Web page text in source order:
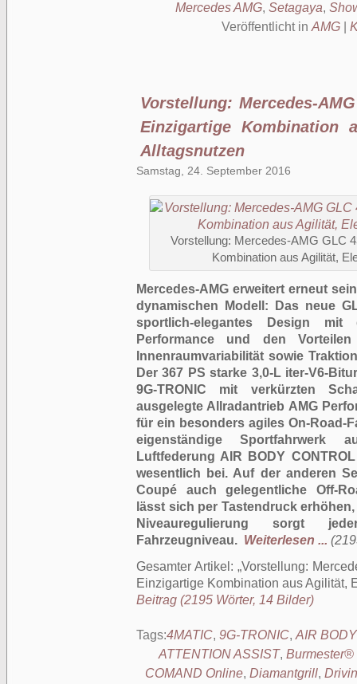
Mercedes AMG, Setagaya,
Veröffentlicht in AMG|
Vorstellung: Mercedes-
Einzigartige Kombination
Alltagsnutzen
Samstag, 24. September 2016
Vorstellung: Mercedes-AMG GLC
Kombination aus Agilität,
Mercedes-AMG erweitert erneut
dynamischen Modell: Das neue
sportlich-elegantes Design mit
Performance und den
Innenraumvariabilität sowie
Der 367 PS starke 3,0-L iter-V6-
9G-TRONIC mit verkürzten
ausgelegte Allradantrieb AMG
für ein besonders agiles On-Road-
eigenständige Sportfahrwerk
Luftfederung AIR BODY
wesentlich bei. Auf der anderen
Coupé auch gelegentliche Off-
lässt sich per Tastendruck
Niveauregulierung sorgt
Fahrzeugniveau. Weiterlesen ...
Gesamter Artikel: Vorstellung:
Einzigartige Kombination aus Agilität,
Beitrag (2195 Wörter, 14 Bilder)
Tags:4MATIC, 9G-TRONIC, AIR
ATTENTION ASSIST, Burmester®
COMAND Online, Diamantgrill,